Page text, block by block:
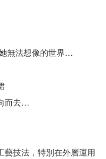
無法想像的世界…
而去…
藝技法，特別在外層運用